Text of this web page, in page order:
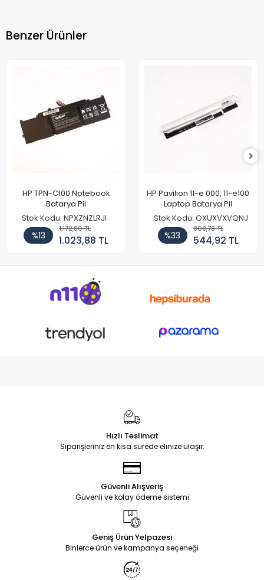
Benzer Ürünler
HP TPN-C100 Notebook
Batarya Pil
Stok Kodu: NPXZNZLRJI
%13
1.172,80 TL
1.023,88 TL
HP Pavilion 11-e 000, 11-e100
Laptop Batarya Pil
Stok Kodu: OXUXVXVQNJ
%33
808,78 TL
544,92 TL
Hızlı Teslimat
Siparişleriniz en kısa sürede elinize ulaşır.
Güvenli Alışveriş
Güvenli ve kolay ödeme sistemi
Geniş Ürün Yelpazesi
Binlerce ürün ve kampanya seçeneği